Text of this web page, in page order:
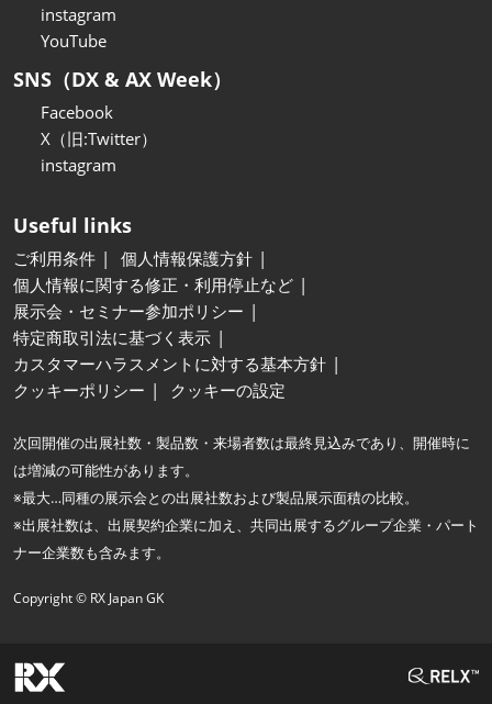
instagram
YouTube
SNS（DX & AX Week）
Facebook
X（旧:Twitter）
instagram
Useful links
ご利用条件
個人情報保護方針
個人情報に関する修正・利用停止など
展示会・セミナー参加ポリシー
特定商取引法に基づく表示
カスタマーハラスメントに対する基本方針
クッキーポリシー
クッキーの設定
次回開催の出展社数・製品数・来場者数は最終見込みであり、開催時に
は増減の可能性があります。
※最大…同種の展示会との出展社数および製品展示面積の比較。
※出展社数は、出展契約企業に加え、共同出展するグループ企業・パート
ナー企業数も含みます。
Copyright © RX Japan GK